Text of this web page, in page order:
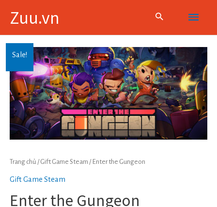
Zuu.vn
Main
Menu
Sale!
Trang chủ /Gift Game Steam / Enter the Gungeon
Gift Game Steam
Enter the Gungeon